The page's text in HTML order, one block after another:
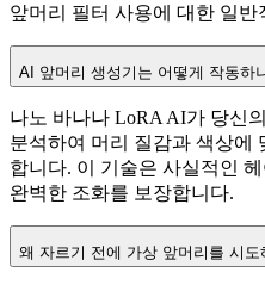
앞머리 필터 사용에 대한 일반
AI 앞머리 생성기는 어떻게 작동하
나노 바나나 LoRA AI가 당신
분석하여 머리 질감과 색상에
합니다. 이 기술은 사실적인
완벽한 조화를 보장합니다.
왜 자르기 전에 가상 앞머리를 시도